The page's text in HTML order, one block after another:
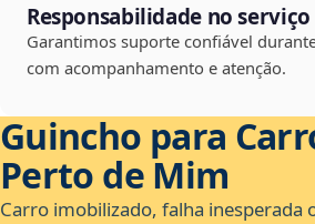
Responsabilidade no serviço
Garantimos suporte confiável
com acompanhamento e atenção.
Guincho para
Perto de Mim
Carro imobilizado, falha inesperada